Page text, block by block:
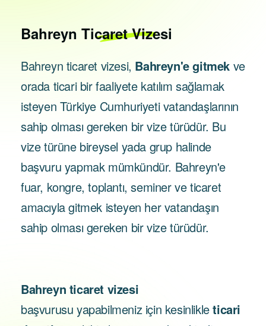
Bahreyn Ticaret Vizesi
Bahreyn ticaret vizesi, Bahreyn'e gitmek ve
orada ticari bir faaliyete katılım sağlamak
isteyen Türkiye Cumhuriyeti vatandaşlarının
sahip olması gereken bir vize türüdür. Bu
vize türüne bireysel yada grup halinde
başvuru yapmak mümkündür. Bahreyn'e
fuar, kongre, toplantı, seminer ve ticaret
amacıyla gitmek isteyen her vatandaşın
sahip olması gereken bir vize türüdür.
Bahreyn ticaret vizesi
başvurusu yapabilmeniz için kesinlikleticari